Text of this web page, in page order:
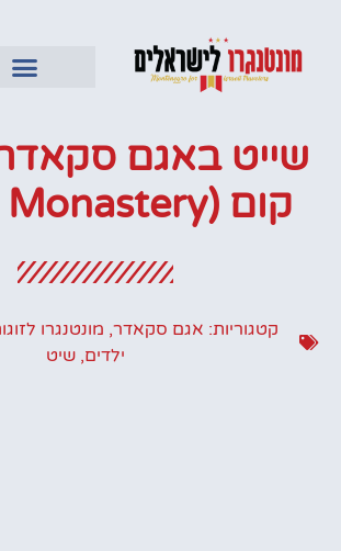
שייט באגם
קום (Kom Monastery)
קטגוריות: אגם סקאדר, מונטנגרו
ילדים,שיט